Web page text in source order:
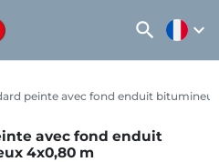
search expand_more
peinte avec fond enduit
avec fond enduit
4x0,80 m